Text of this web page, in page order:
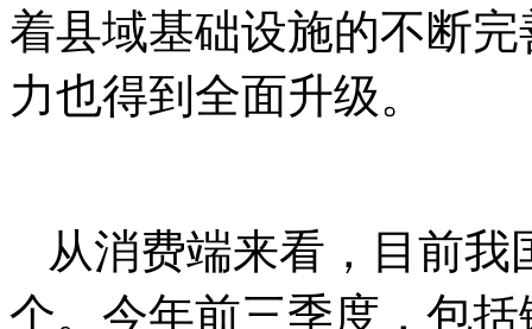
着县域基础设施的不断
力也得到全面升级。
从消费端来看，目前我
个。今年前三季度，包